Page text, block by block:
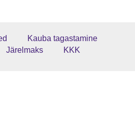
Kauba tagastamine
Järelmaks KKK